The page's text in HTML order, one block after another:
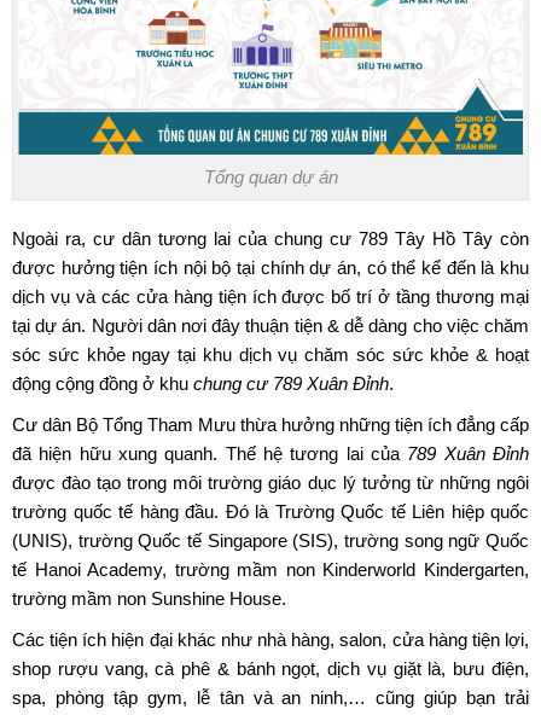
Tổng quan dự án
Ngoài ra, cư dân tương lai của chung cư 789 Tây Hồ Tây còn
được hưởng tiện ích nội bộ tại chính dự án, có thể kể đến là khu
dịch vụ và các cửa hàng tiện ích được bố trí ở tầng thương mại
tại dự án. Người dân nơi đây thuận tiện & dễ dàng cho việc chăm
sóc sức khỏe ngay tại khu dịch vụ chăm sóc sức khỏe & hoạt
động cộng đồng ở khu chung cư 789 Xuân Đỉnh.
Cư dân Bộ Tổng Tham Mưu thừa hưởng những tiện ích đẳng cấp
đã hiện hữu xung quanh. Thế hệ tương lai của 789 Xuân Đỉnh
được đào tạo trong môi trường giáo dục lý tưởng từ những ngôi
trường quốc tế hàng đầu. Đó là Trường Quốc tế Liên hiệp quốc
(UNIS), trường Quốc tế Singapore (SIS), trường song ngữ Quốc
tế Hanoi Academy, trường mầm non Kinderworld Kindergarten,
trường mầm non Sunshine House.
Các tiện ích hiện đại khác như nhà hàng, salon, cửa hàng tiện lợi,
shop rượu vang, cà phê & bánh ngọt, dịch vụ giặt là, bưu điện,
spa, phòng tập gym, lễ tân và an ninh,… cũng giúp bạn trải